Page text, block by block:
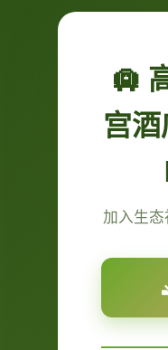
🛄
宫
加入生